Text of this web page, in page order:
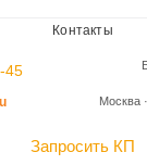
Контакты
45
Москва
Запросить КП